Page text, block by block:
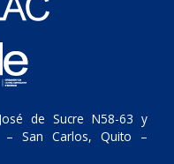
de Sucre N58-63 y
– San Carlos, Quito –